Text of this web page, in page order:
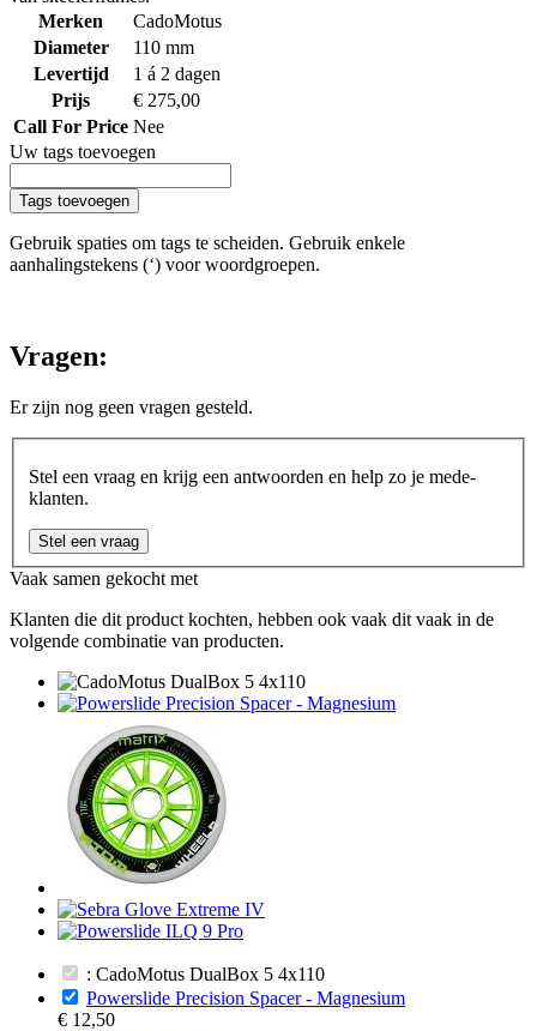
Merken
CadoMotus
Diameter
110 mm
Levertijd
1 á 2 dagen
Prijs
€ 275,00
Call For Price Nee
Uw tags toevoegen
Tags toevoegen
Gebruik spaties om tags te scheiden. Gebruik enkele
aanhalingstekens (‘) voor woordgroepen.
Vragen:
Er zijn nog geen vragen gesteld.
Stel een vraag en krijg een antwoorden en help zo je mede-
klanten.
Stel een vraag
Vaak samen gekocht met
Klanten die dit product kochten, hebben ook vaak dit vaak in de
volgende combinatie van producten.
: CadoMotus DualBox 5 4x110
Powerslide Precision Spacer - Magnesium
€ 12,50